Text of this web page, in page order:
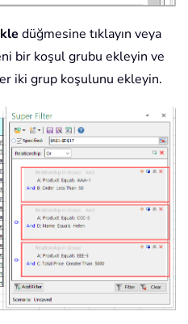
düğmesine tıklayın veya
bir koşul grubu ekleyin ve
iki grup koşulunu ekleyin.